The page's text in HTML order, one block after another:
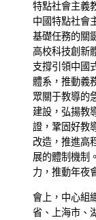
特點社會主義
中國特點社會
基礎任務的關
高校科技創新
支撐引領中國
體系，推動義
眾關于教導的
建設，弘揚教
證，鞏固好教
改造，推進高
展的體制機制
力，推動年夜
會上，中心組
省、上海市、